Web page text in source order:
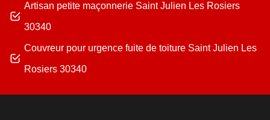
Artisan petite maçonnerie Saint Julien Les Rosiers
30340
Couvreur pour urgence fuite de toiture Saint Julien Les
Rosiers 30340